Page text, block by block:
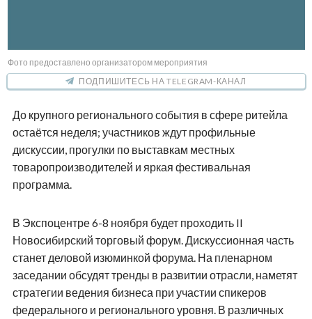
Фото предоставлено организатором мероприятия
ПОДПИШИТЕСЬ НА TELEGRAM-КАНАЛ
До крупного регионального события в сфере ритейла
остаётся неделя; участников ждут профильные
дискуссии, прогулки по выставкам местных
товаропроизводителей и яркая фестивальная
программа.
В Экспоцентре 6-8 ноября будет проходить II
Новосибирский торговый форум. Дискуссионная часть
станет деловой изюминкой форума. На пленарном
заседании обсудят тренды в развитии отрасли, наметят
стратегии ведения бизнеса при участии спикеров
федерального и регионального уровня. В различных